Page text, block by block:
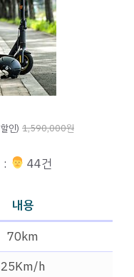
인) 1,590,000원
‍‍ 44건
내용
70km
25Km/h